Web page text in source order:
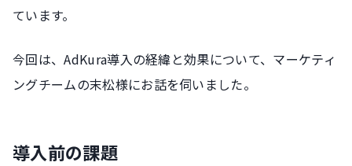
ています。
今回は、AdKura導入の経緯と効果について、マーケティ
ングチームの末松様にお話を伺いました。
導入前の課題